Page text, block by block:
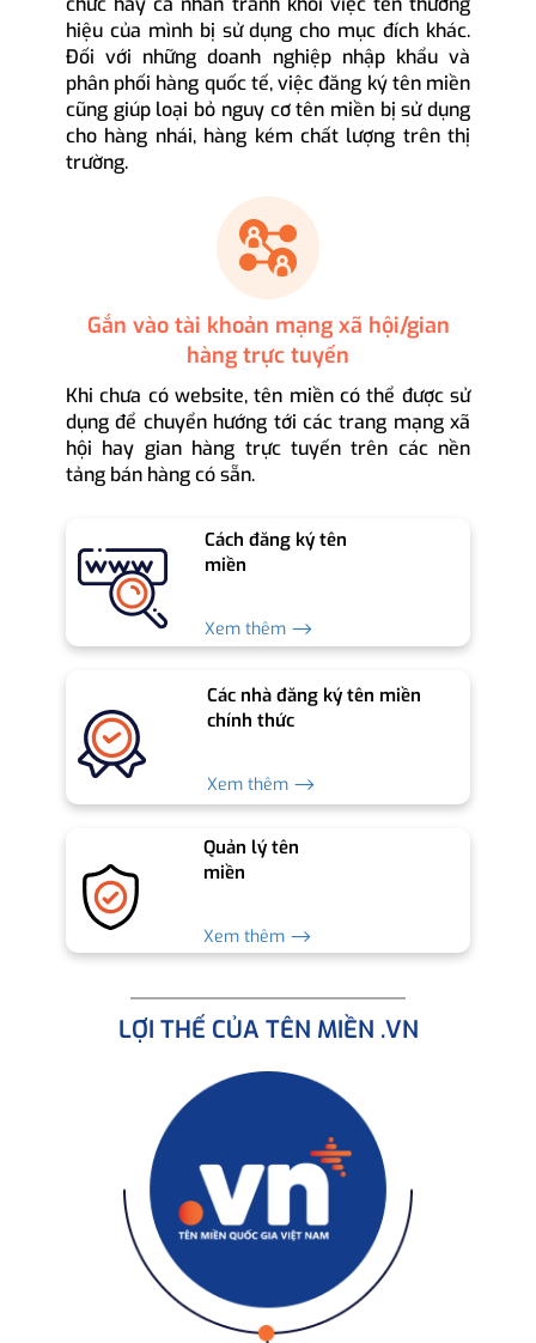
hiệu của mình bị sử dụng cho mục đích khác.
Đối với những doanh nghiệp nhập khẩu và
phân phối hàng quốc tế, việc đăng ký tên miền
cũng giúp loại bỏ nguy cơ tên miền bị sử dụng
cho hàng nhái, hàng kém chất lượng trên thị
trường.
Gắn vào tài khoản mạng xã hội/gian
hàng trực tuyến
Khi chưa có website, tên miền có thể được sử
dụng để chuyển hướng tới các trang mạng xã
hội hay gian hàng trực tuyến trên các nền
tảng bán hàng có sẵn.
Cách đăng ký tên
miền
Xem thêm ⟶
Các nhà đăng ký tên miền
chính thức
Xem thêm ⟶
Quản lý tên
miền
Xem thêm ⟶
LỢI THẾ CỦA TÊN MIỀN .VN